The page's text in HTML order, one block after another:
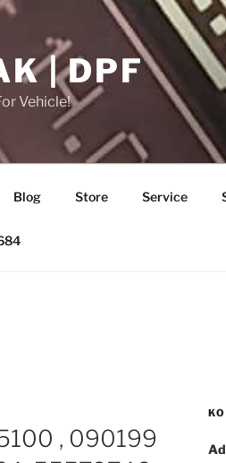
| DPF
Vehicle!
Blog Store Service
, 090199